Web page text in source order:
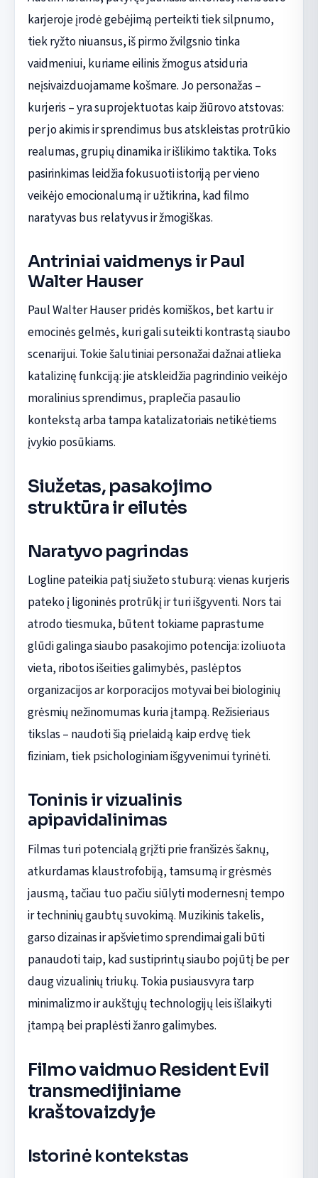
karjeroje įrodė gebėjimą perteikti tiek silpnumo,
tiek ryžto niuansus, iš pirmo žvilgsnio tinka
vaidmeniui, kuriame eilinis žmogus atsiduria
neįsivaizduojamame košmare. Jo personažas –
kurjeris – yra suprojektuotas kaip žiūrovo atstovas:
per jo akimis ir sprendimus bus atskleistas protrūkio
realumas, grupių dinamika ir išlikimo taktika. Toks
pasirinkimas leidžia fokusuoti istoriją per vieno
veikėjo emocionalumą ir užtikrina, kad filmo
naratyvas bus relatyvus ir žmogiškas.
Antriniai vaidmenys ir Paul
Walter Hauser
Paul Walter Hauser pridės komiškos, bet kartu ir
emocinės gelmės, kuri gali suteikti kontrastą siaubo
scenarijui. Tokie šalutiniai personažai dažnai atlieka
katalizinę funkciją: jie atskleidžia pagrindinio veikėjo
moralinius sprendimus, praplečia pasaulio
kontekstą arba tampa katalizatoriais netikėtiems
įvykio posūkiams.
Siužetas, pasakojimo
struktūra ir eilutės
Naratyvo pagrindas
Logline pateikia patį siužeto stuburą: vienas kurjeris
pateko į ligoninės protrūkį ir turi išgyventi. Nors tai
atrodo tiesmuka, būtent tokiame paprastume
glūdi galinga siaubo pasakojimo potencija: izoliuota
vieta, ribotos išeities galimybės, paslėptos
organizacijos ar korporacijos motyvai bei biologinių
grėsmių nežinomumas kuria įtampą. Režisieriaus
tikslas – naudoti šią prielaidą kaip erdvę tiek
fiziniam, tiek psichologiniam išgyvenimui tyrinėti.
Toninis ir vizualinis
apipavidalinimas
Filmas turi potencialą grįžti prie franšizės šaknų,
atkurdamas klaustrofobiją, tamsumą ir grėsmės
jausmą, tačiau tuo pačiu siūlyti modernesnį tempo
ir techninių gaubtų suvokimą. Muzikinis takelis,
garso dizainas ir apšvietimo sprendimai gali būti
panaudoti taip, kad sustiprintų siaubo pojūtį be per
daug vizualinių triukų. Tokia pusiausvyra tarp
minimalizmo ir aukštųjų technologijų leis išlaikyti
įtampą bei praplėsti žanro galimybes.
Filmo vaidmuo Resident Evil
transmedijiniame
kraštovaizdyje
Istorinė kontekstas